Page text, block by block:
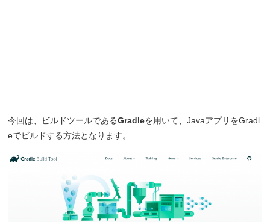
今回は、ビルドツールであるGradleを用いて、JavaアプリをGradl
eでビルドする方法となります。